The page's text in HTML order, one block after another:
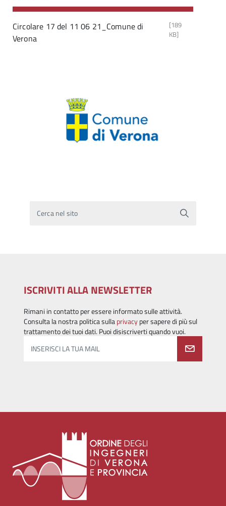
Circolare 17 del 11 06 21_Comune di
Verona
[189
KB]
Cerca nel sito
ISCRIVITI ALLA NEWSLETTER
Rimani in contatto per essere informato sulle attività.
Consulta la nostra politica sullaprivacyper sapere di più sul
trattamento dei tuoi dati. Puoi disiscriverti quando vuoi.
INSERISCI LA TUA MAIL